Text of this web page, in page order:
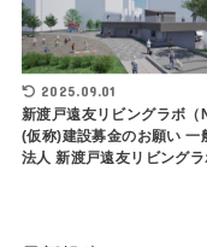
2025.09.01
新渡戸遠友リビングラボ（
(仮称)建設募金のお願い 一
法人 新渡戸遠友リビングラ